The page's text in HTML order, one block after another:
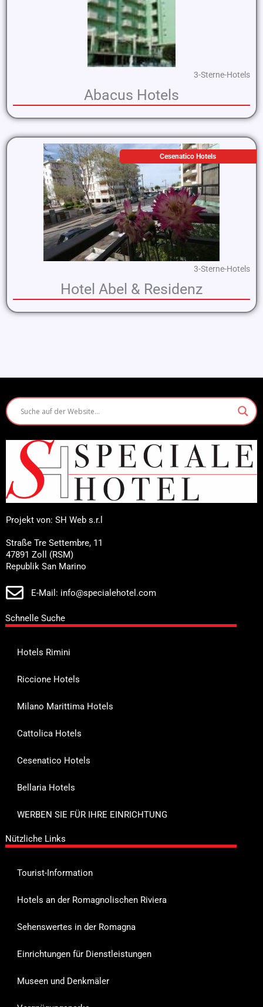
3-Sterne-Hotels
Abacus Hotels
Cesenatico Hotels
3-Sterne-Hotels
Hotel Abel & Residenz
Projekt von: SH Web s.r.l
Straße Tre Settembre, 11
47891 Zoll (RSM)
Republik San Marino
E-Mail: info@specialehotel.com
Schnelle Suche
Hotels Rimini
Riccione Hotels
Milano Marittima Hotels
Cattolica Hotels
Cesenatico Hotels
Bellaria Hotels
WERBEN SIE FÜR IHRE EINRICHTUNG
Nützliche Links
Tourist-Information
Hotels an der Romagnolischen Riviera
Sehenswertes in der Romagna
Einrichtungen für Dienstleistungen
Museen und Denkmäler